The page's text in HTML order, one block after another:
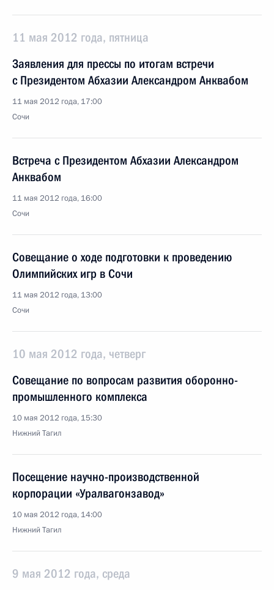
11 мая 2012 года, пятница
Заявления для прессы по итогам встречи
с Президентом Абхазии Александром Анквабом
11 мая 2012 года, 17:00
Сочи
Встреча с Президентом Абхазии Александром
Анквабом
11 мая 2012 года, 16:00
Сочи
Совещание о ходе подготовки к проведению
Олимпийских игр в Сочи
11 мая 2012 года, 13:00
Сочи
10 мая 2012 года, четверг
Совещание по вопросам развития оборонно-
промышленного комплекса
10 мая 2012 года, 15:30
Нижний Тагил
Посещение научно-производственной
корпорации «Уралвагонзавод»
10 мая 2012 года, 14:00
Нижний Тагил
9 мая 2012 года, среда